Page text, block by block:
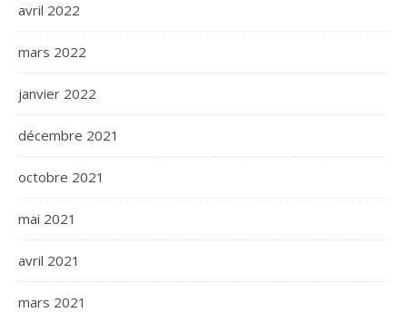
avril 2022
mars 2022
janvier 2022
décembre 2021
octobre 2021
mai 2021
avril 2021
mars 2021